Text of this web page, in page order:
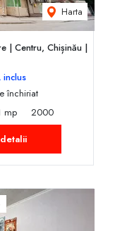
Harta
| Centru, Chișinău |
inclus
închiriat
mp
2000